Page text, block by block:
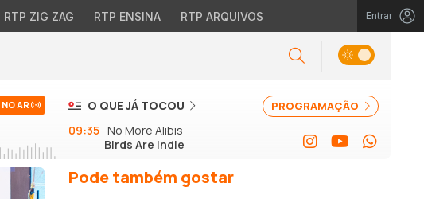
RTP ZIG ZAG RTP ENSINA RTP ARQUIVOS Entrar
NO AR PROGRAMAÇÃO
O QUE JÁ TOCOU
09:35 No More Alibis
Birds Are Indie
Pode também gostar